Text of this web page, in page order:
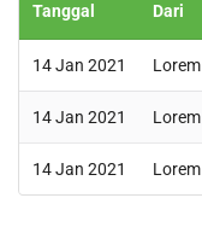
Tanggal Dari
14 Jan 2021
14 Jan 2021
14 Jan 2021